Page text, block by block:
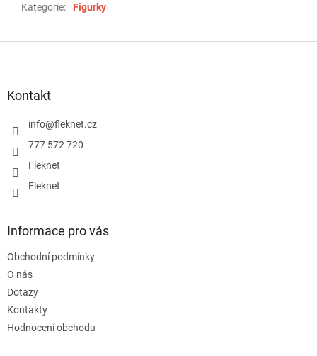
Kategorie: Figurky
Kontakt
info@fleknet.cz
777 572 720
Fleknet
Fleknet
Informace pro vás
Obchodní podmínky
O nás
Dotazy
Kontakty
Hodnocení obchodu